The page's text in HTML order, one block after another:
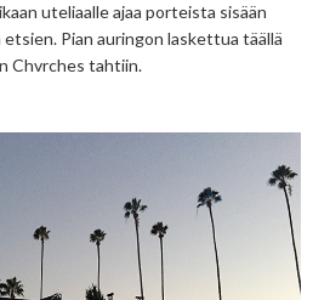
uteliaalle ajaa porteista sisään
Pian auringon laskettua täällä
Chvrches tahtiin.